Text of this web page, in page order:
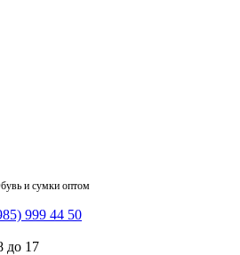
и сумки оптом
999 44 50
до 17